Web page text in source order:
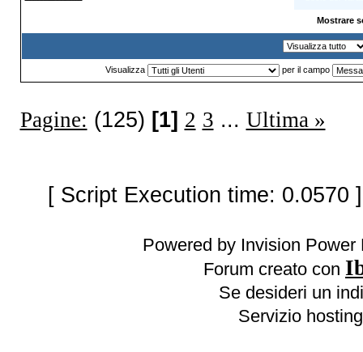
Mostrare
Visualizza per il campo
Pagine: (125) [1] 2 3 ... Ultima »
[ Script Execution time:
Powered by Invision
Forum creato con
Se desideri un
Servizio